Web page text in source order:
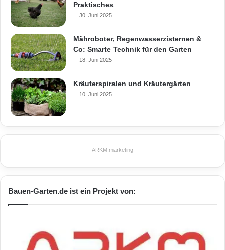
Praktisches
30. Juni 2025
Mähroboter, Regenwasserzisternen &
Co: Smarte Technik für den Garten
18. Juni 2025
Kräuterspiralen und Kräutergärten
10. Juni 2025
ARKM.marketing
Bauen-Garten.de ist ein Projekt von: